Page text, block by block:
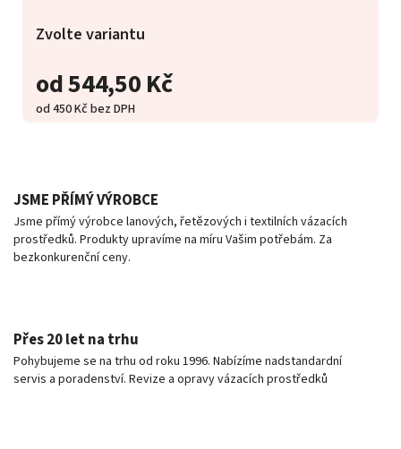
od544,50 Kč
od450 Kčbez DPH
Zvolte variantu
JSME PŘÍMÝ VÝROBCE
Jsme přímý výrobce lanových, řetězových i textilních vázacích
prostředků. Produkty upravíme na míru Vašim potřebám. Za
bezkonkurenční ceny.
Přes 20 let na trhu
Pohybujeme se na trhu od roku 1996. Nabízíme nadstandardní
servis a poradenství. Revize a opravy vázacích prostředků